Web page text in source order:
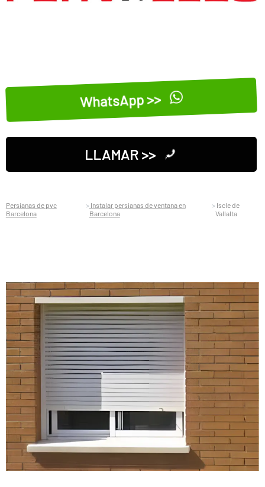
WhatsApp >>
LLAMAR >>
Persianas de pvc
Barcelona
Instalar persianas de ventana en
Barcelona
Iscle de
Vallalta